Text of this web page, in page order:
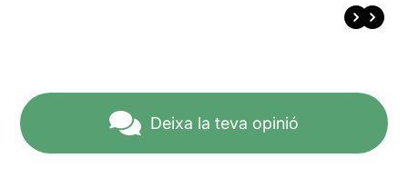
Deixa la teva opinió